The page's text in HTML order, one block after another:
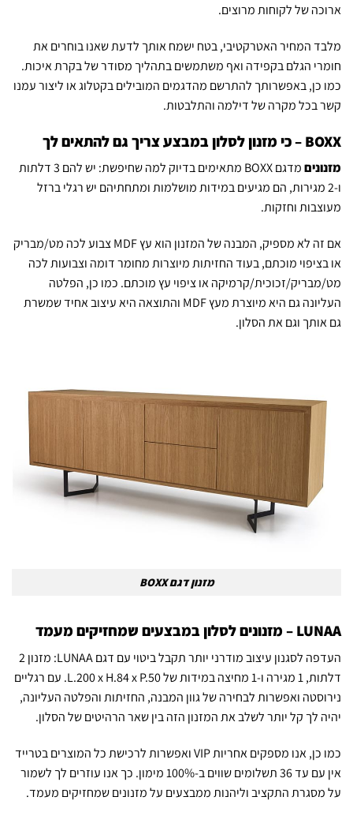
ארוכה של לקוחות מרוצים.
מלבד המחיר האטרקטיבי, בטח ישמח אותך לדעת שאנו בוחרים את
חומרי הגלם בקפידה ואף משתמשים בתהליך מסודר של בקרת איכות.
כמו כן, באפשרותך להתרשם מהדגמים המובילים בקטלוג או ליצור עמנו
קשר בכל מקרה של דילמה והתלבטות.
BOXX – כי מזנון לסלון במבצע צריך גם להתאים לך
מזנונים
מדגם BOXX מתאימים בדיוק למה שחיפשת: יש להם 3 דלתות
ו-2 מגירות, הם מגיעים במידות מושלמות ומתחתיהם יש רגלי ברזל
מעוצבות וחזקות.
אם זה לא מספיק, המבנה של המזנון הוא עץ MDF צבוע לכה מט/מבריק
או בציפוי מוכתם, בעוד החזיתות מיוצרות מחומר דומה וצבועות לכה
מט/מבריק/זכוכית/קרמיקה או ציפוי עץ מוכתם. כמו כן, הפלטה
העליונה גם היא מיוצרת מעץ MDF והתוצאה היא עיצוב אחיד שמשרת
גם אותך וגם את הסלון.
מזנון דגם BOXX
LUNAA – מזנונים לסלון במבצעים שמחזיקים מעמד
העדפה לסגנון עיצוב מודרני יותר תקבל ביטוי עם דגם LUNAA: מזנון 2
דלתות, 1 מגירה ו-1 מחיצה במידות של L.200 x H.84 x P.50. עם רגליים
נירוסטה ואפשרות לבחירה של גוון המבנה, החזיתות והפלטה העליונה,
יהיה לך קל יותר לשלב את המזנון הזה בין שאר הרהיטים של הסלון.
כמו כן, אנו מספקים אחריות VIP ואפשרות לרכישת כל המוצרים בטרייד
אין עם עד 36 תשלומים שווים ב-100% מימון. כך אנו עוזרים לך לשמור
על מסגרת התקציב וליהנות ממבצעים על מזנונים שמחזיקים מעמד.